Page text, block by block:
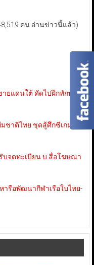
คน อ่านข่าวนี้แล้ว)
ยแดนใต้ คัดไปฝึกทักษะ
ชาติไทย ชุดสู้ศึกซีเกมส์
รับจดทะเบียน บ.สื่อโฆษณา
ารือพัฒนากีฬาเรือใบไทย-